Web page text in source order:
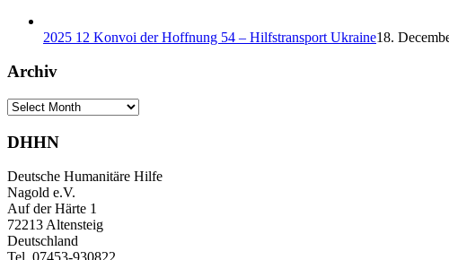
2025 12 Konvoi der Hoffnung 54 – Hilfstransport Ukraine18.
Archiv
Archiv
DHHN
Deutsche Humanitäre Hilfe
Nagold e.V.
Auf der Härte 1
72213 Altensteig
Deutschland